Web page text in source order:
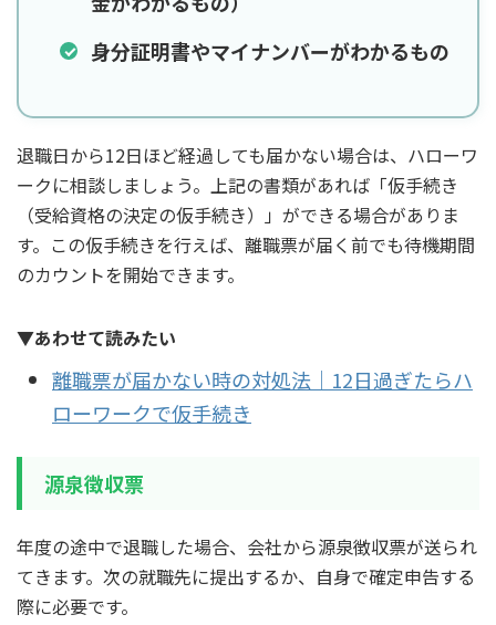
身分証明書やマイナンバーがわかるもの
退職日から12日ほど経過しても届かない場合は、ハローワ
ークに相談しましょう。上記の書類があれば「仮手続き
（受給資格の決定の仮手続き）」ができる場合がありま
す。この仮手続きを行えば、離職票が届く前でも待機期間
のカウントを開始できます。
▼あわせて読みたい
離職票が届かない時の対処法｜12日過ぎたらハ
ローワークで仮手続き
源泉徴収票
年度の途中で退職した場合、会社から源泉徴収票が送られ
てきます。次の就職先に提出するか、自身で確定申告する
際に必要です。